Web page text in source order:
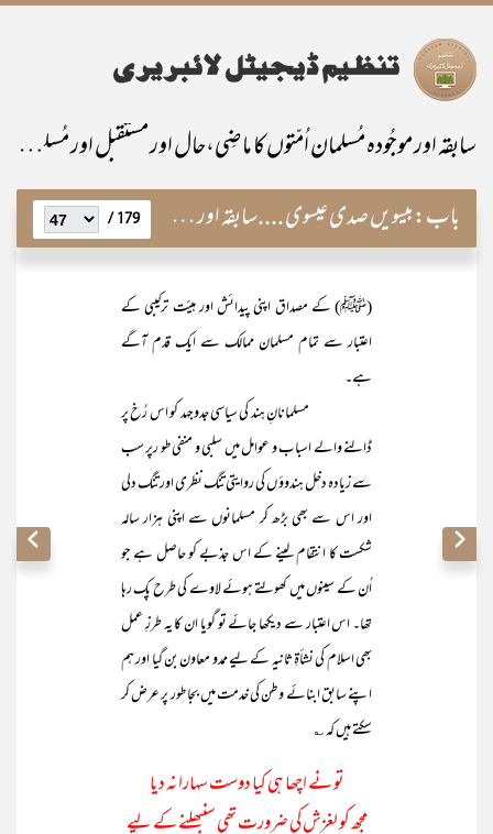
سابقہ اور موجُودہ مُسلمان اُمّتوں کا ماضِی،حال اور مستقبل اور مُسلمانانِ پاکستان کی خصوصی ذمّہ داری
باب:بیسویں صدی عیسوی ....سابقہ اور موجودہ مسلمان اُمتیں 179 /
(ﷺ) کے مصداق اپنی پیدائش اور ہیئت ترکیبی کے
اعتبار سے تمام مسلمان ممالک سے ایک قدم آگے
ہے۔
مسلمانانِ ہند کی سیاسی جدوجہد کو اس رُخ پر
ڈالنے والے اسباب و عوامل میں سلبی و منفی طو رپر سب
سے زیادہ دخل ہندوؤ ں کی روایتی تنگ نظری اور تنگ دلی
اور اس سے بھی بڑھ کر مسلمانوں سے اپنی ہزار سالہ
شکست کا انتقام لینے کے اس جذبے کو حاصل ہے جو
اُن کے سینوں میں کھولتے ہوئے لاوے کی طرح پک رہا
تھا۔ اس اعتبار سے دیکھا جائے تو گویا ان کا یہ طرزِ عمل
بھی اسلام کی نشأۃِ ثانیہ کے لیے ممدو معاون بن گیا اور ہم
اپنے سابق ابنائے وطن کی خدمت میں بجا طور پر عرض کر
سکتے ہیں کہ ؎
تو نے اچھا ہی کیا دوست سہارا نہ دیا
مجھ کو لغزش کی ضرورت تھی سنبھلنے کے لیے